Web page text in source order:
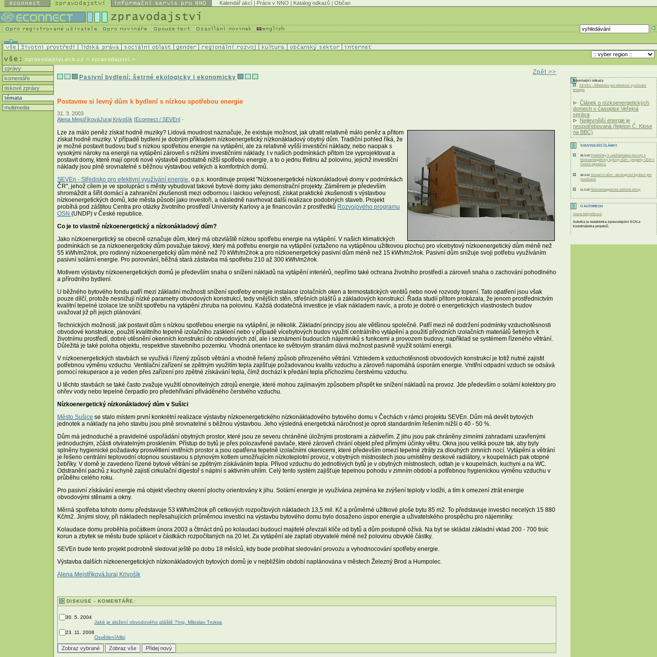
Kalendář akcí | Práce v NNO | Katalog odkazů | Občan
zpravodajstvi.ecn.cz > zpravodajství >
zprávy
komentáře
tiskové zprávy
témata
multimedia
Pasivní bydlení: šetrné ekologicky i ekonomicky
Zpět >>
Postavme si levný dům k bydlení s nízkou spotřebou energie
31. 3. 2003
Alena MejstříkováJuraj Krivošík [Econnect / SEVEn] -
Lze za málo peněz získat hodně muziky? Lidová moudrost naznačuje, že existuje možnost, jak utratit relativně málo peněz a přitom
získat hodně muziky. V případě bydlení je dobrým příkladem nízkoenergetický nízkonákladový obytný dům. Tradiční pohled říká, že
je možné postavit budovu buď s nízkou spotřebou energie na vytápění, ale za relativně vyšší investiční náklady, nebo naopak s
vysokými nároky na energii na vytápění zároveň s nižšími investičními náklady. I v našich podmínkách přitom lze vyprojektovat a
postavit domy, které mají oproti nové výstavbě podstatně nižší spotřebu energie, a to o jednu třetinu až polovinu, jejichž investiční
náklady jsou plně srovnatelné s běžnou výstavbou velkých a komfortních domů.
SEVEn - Středisko pro efektivní využívání energie , o.p.s. koordinuje projekt "Nízkoenergetické nízkonákladové domy v podmínkách
ČR", jehož cílem je ve spolupráci s městy vybudovat takové bytové domy jako demonstrační projekty. Záměrem je především
shromáždit a šířit domácí a zahraniční zkušenosti mezi odbornou i laickou veřejností, získat praktické zkušenosti s výstavbou
nízkoenergetických domů, kde města působí jako investoři, a následně navrhovat další realizace podobných staveb. Projekt
probíhá pod záštitou Centra pro otázky životního prostředí University Karlovy a je financován z prostředků Rozvojového programu
OSN (UNDP) v České republice.
Co je to vlastně nízkoenergetický a nízkonákladový dům?
Jako nízkoenergetický se obecně označuje dům, který má obzvláště nízkou spotřebu energie na vytápění. V našich klimatických
podmínkách se za nízkoenergetický dům považuje takový, který má potřebu energie na vytápění (vztaženo na vytápěnou užitkovou plochu) pro vícebytový nízkoenergetický dům méně než
55 kWh/m2/rok, pro rodinný nízkoenergetický dům méně než 70 kWh/m2/rok a pro nízkoenergetický pasivní dům méně než 15 kWh/m2/rok. Pasivní dům snižuje svoji potřebu využíváním
pasivní solární energie. Pro porovnání, běžná stará zástavba má spotřebu 210 až 300 kWh/m2/rok.
Motivem výstavby nízkoenergetických domů je především snaha o snížení nákladů na vytápění interiérů, nepřímo také ochrana životního prostředí a zároveň snaha o zachování pohodlného
a přírodního bydlení.
U běžného bytového fondu patří mezi základní možnosti snížení spotřeby energie instalace izolačních oken a termostatických ventilů nebo nové rozvody topení. Tato opatření jsou však
pouze dílčí, protože nesnižují nízké parametry obvodových konstrukcí, tedy vnějších stěn, střešních plášťů a základových konstrukcí. Řada studií přitom prokázala, že jenom prostřednictvím
kvalitní tepelné izolace lze snížit spotřebu na vytápění zhruba na polovinu. Každá dodatečná investice je však nákladem navíc, a proto je dobré o energetických vlastnostech budov
uvažovat již při jejich plánování.
Technických možností, jak postavit dům s nízkou spotřebou energie na vytápění, je několik. Základní principy jsou ale většinou společné. Patří mezi ně dodržení podmínky vzduchotěsnosti
obvodové konstrukce, použití kvalitního tepelně izolačního zasklení nebo v případě vícebytových budov využití centrálního vytápění a použití přírodních izolačních materiálů šetrných k
životnímu prostředí, dobré utěsnění okenních konstrukcí do obvodových zdí, ale i seznámení budoucích nájemníků s funkcemi a provozem budovy, například se systémem řízeného větrání.
Důležitá je také poloha objektu, respektive stavebního pozemku. Vhodná orientace ke světovým stranám dává možnost pasivně využít solární energii.
V nízkoenergetických stavbách se využívá i řízený způsob větrání a vhodně řešený způsob přirozeného větrání. Vzhledem k vzduchotěsnosti obvodových konstrukcí je totiž nutné zajistit
potřebnou výměnu vzduchu. Ventilační zařízení se zpětným využitím tepla zajišťuje požadovanou kvalitu vzduchu a zároveň napomáhá úsporám energie. Vnitřní odpadní vzduch se odsává
pomocí rekuperace a je veden přes zařízení pro zpětné získávání tepla, čímž dochází k předání tepla příchozímu čerstvému vzduchu.
U těchto stavbách se také často zvažuje využití obnovitelných zdrojů energie, které mohou zajímavým způsobem přispět ke snížení nákladů na provoz. Jde především o solární kolektory pro
ohřev vody nebo tepelné čerpadlo pro předehřívání přiváděného čerstvého vzduchu.
Nízkoenergetický nízkonákladový dům v Sušici
Město Sušice se stalo místem první konkrétní realizace výstavby nízkoenergetického nízkonákladového bytového domu v Čechách v rámci projektu SEVEn. Dům má devět bytových
jednotek a náklady na jeho stavbu jsou plně srovnatelné s běžnou výstavbou. Jeho výsledná energetická náročnost je oproti standardním řešením nižší o 40 - 50 %.
Dům má jednoduché a pravidelné uspořádání obytných prostor, které jsou ze severu chráněné úložnými prostorami a zádveřím. Z jihu jsou pak chráněny zimními zahradami uzavřenými
jednoduchým, zčásti otvíratelným prosklením. Přístup do bytů je přes polozavřené pavlače, které zároveň chrání objekt před přímými účinky větru. Okna jsou veliká pouze tak, aby byly
splněny hygienické požadavky prosvětlení vnitřních prostor a jsou opatřena tepelně izolačními okenicemi, které především omezí tepelné ztráty za dlouhých zimních nocí. Vytápění a větrání
je řešeno centrální teplovodní otopnou soustavou s plynovým kotlem umožňujícím nízkoteplotní provoz, v obytných místnostech jsou umístěny deskové radiátory, v koupelnách pak otopné
žebříky. V domě je zavedeno řízené bytové větrání se zpětným získáváním tepla. Přívod vzduchu do jednotlivých bytů je v obytných místnostech, odtah je v koupelnách, kuchyni a na WC.
Odstranění pachů z kuchyně zajistí cirkulační digestoř s náplní s aktivním uhlím. Celý tento systém zajišťuje tepelnou pohodu v zimním období a potřebnou hygienickou výměnu vzduchu v
průběhu celého roku.
Pro pasivní získávání energie má objekt všechny okenní plochy orientovány k jihu. Solární energie je využívána zejména ke zvýšení teploty v lodžii, a tím k omezení ztrát energie
obvodovými stěnami a okny.
Měrná spotřeba tohoto domu představuje 53 kWh/m2/rok při celkových rozpočtových nákladech 13,5 mil. Kč a průměrné užitkové ploše bytu 85 m2. To představuje investici necelých 15 880
Kč/m2. Jinými slovy, při nákladech nepřesahujících průměrnou investici na výstavbu bytového domu bylo dosaženo úspor energie a uživatelského prospěchu pro nájemníky.
Kolaudace domu proběhla počátkem února 2003 a čtrnáct dnů po kolaudaci budoucí majitelé převzali klíče od bytů a dům postupně ožívá. Na byt se skládal základní vklad 200 - 700 tisíc
korun a zbytek se městu bude splácet v částkách rozpočítaných na 20 let. Za vytápění ale zaplatí obyvatelé méně než polovinu obvyklé částky.
SEVEn bude tento projekt podrobně sledovat ještě po dobu 18 měsíců, kdy bude probíhat sledování provozu a vyhodnocování spotřeby energie.
Výstavba dalších nízkoenergetických nízkonákladových bytových domů je v nejbližším období naplánována v městech Železný Brod a Humpolec.
Alena MejstříkováJuraj Krivošík
DISKUSE - KOMENTÁŘE:
30. 5. 2004
Jaké je složení obvodového pláště ?Ing. Miloslav Truksa
23. 11. 2008
OsvětleníAllbi
Související odkazy
SEVEn - Středisko pro efektivní využívání
energie
Článek o nízkoenergetických
domech v časopise Veřejná
správa
Nejlevnější energie je
nespotřebovaná (fejeton Č. Klose
na BBC)
SOUVISEJÍCÍ ČLÁNKY
26.2.03 Podmínky k udržitelnému rozvoji a
Nízkoenergetický bytový dům - projekty OSN v
České republice
28.3.02 Sluneční dům - ekologické bydlení pro
postižené
11.2.02 Nízkoenergetické rodinné domy
O AUTORECH
Alena Mejstříková
Autorka je redaktorka zpravodajství ECN a
koordinátorka projektů.